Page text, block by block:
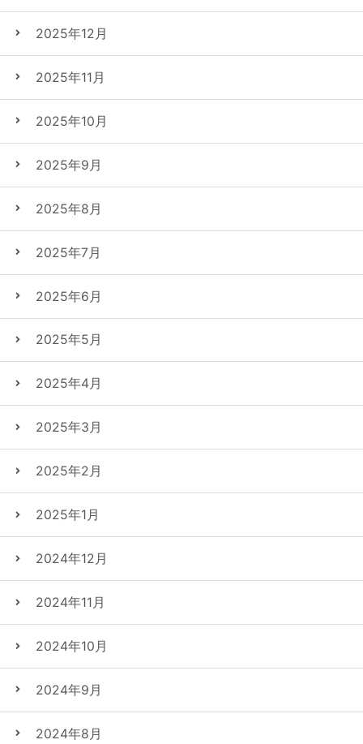
2025年12月
2025年11月
2025年10月
2025年9月
2025年8月
2025年7月
2025年6月
2025年5月
2025年4月
2025年3月
2025年2月
2025年1月
2024年12月
2024年11月
2024年10月
2024年9月
2024年8月